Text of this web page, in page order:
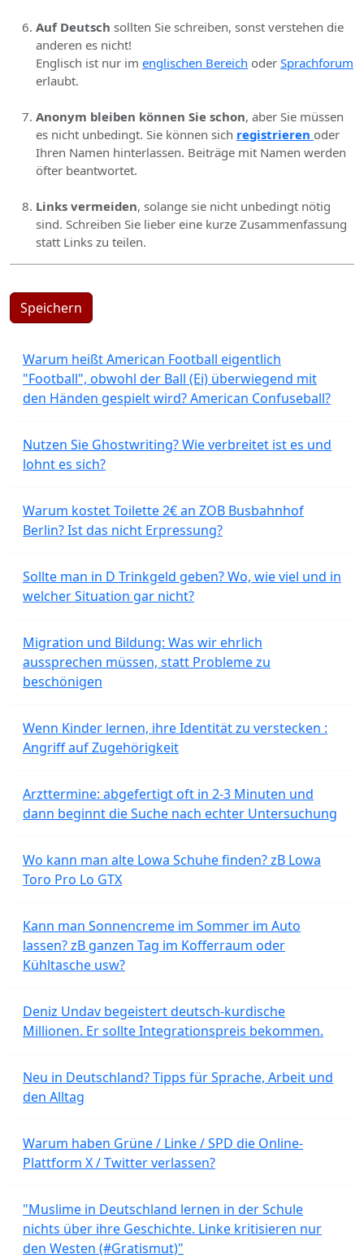
Auf Deutsch sollten Sie schreiben, sonst verstehen die
anderen es nicht!
Englisch ist nur im englischen Bereich oder Sprachforum
erlaubt.
Anonym bleiben können Sie schon, aber Sie müssen
es nicht unbedingt. Sie können sich registrieren oder
Ihren Namen hinterlassen. Beiträge mit Namen werden
öfter beantwortet.
Links vermeiden, solange sie nicht unbedingt nötig
sind. Schreiben Sie lieber eine kurze Zusammenfassung
statt Links zu teilen.
Speichern
Warum heißt American Football eigentlich
"Football", obwohl der Ball (Ei) überwiegend mit
den Händen gespielt wird? American Confuseball?
Nutzen Sie Ghostwriting? Wie verbreitet ist es und
lohnt es sich?
Warum kostet Toilette 2€ an ZOB Busbahnhof
Berlin? Ist das nicht Erpressung?
Sollte man in D Trinkgeld geben? Wo, wie viel und in
welcher Situation gar nicht?
Migration und Bildung: Was wir ehrlich
aussprechen müssen, statt Probleme zu
beschönigen
Wenn Kinder lernen, ihre Identität zu verstecken :
Angriff auf Zugehörigkeit
Arzttermine: abgefertigt oft in 2-3 Minuten und
dann beginnt die Suche nach echter Untersuchung
Wo kann man alte Lowa Schuhe finden? zB Lowa
Toro Pro Lo GTX
Kann man Sonnencreme im Sommer im Auto
lassen? zB ganzen Tag im Kofferraum oder
Kühltasche usw?
Deniz Undav begeistert deutsch-kurdische
Millionen. Er sollte Integrationspreis bekommen.
Neu in Deutschland? Tipps für Sprache, Arbeit und
den Alltag
Warum haben Grüne / Linke / SPD die Online-
Plattform X / Twitter verlassen?
"Muslime in Deutschland lernen in der Schule
nichts über ihre Geschichte. Linke kritisieren nur
den Westen (#Gratismut)"